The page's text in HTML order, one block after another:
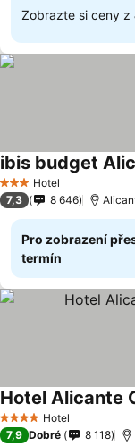
Zobrazte si ceny z
3 Počet hvězdiček
Hotel
ibis budget
7,3 8 646
Pro zobrazení
termín
4 Počet hvězdiček
Hotel
Hotel Alicante
7,9 Dobré 8 118